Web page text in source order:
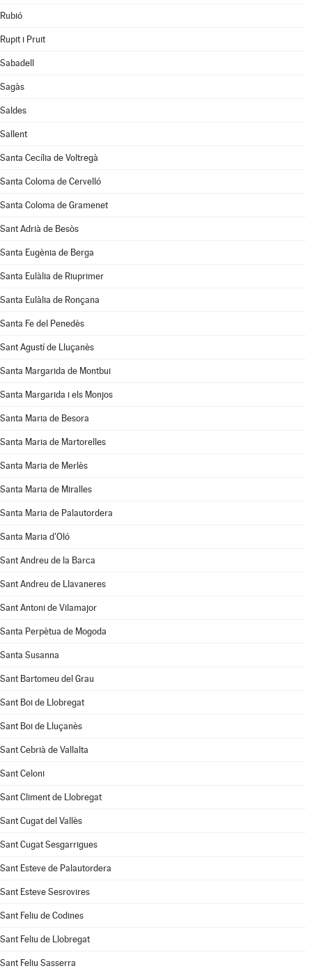
Rubió
Rupit i Pruit
Sabadell
Sagàs
Saldes
Sallent
Santa Cecília de Voltregà
Santa Coloma de Cervelló
Santa Coloma de Gramenet
Sant Adrià de Besòs
Santa Eugènia de Berga
Santa Eulàlia de Riuprimer
Santa Eulàlia de Ronçana
Santa Fe del Penedès
Sant Agustí de Lluçanès
Santa Margarida de Montbui
Santa Margarida i els Monjos
Santa Maria de Besora
Santa Maria de Martorelles
Santa Maria de Merlès
Santa Maria de Miralles
Santa Maria de Palautordera
Santa Maria d'Oló
Sant Andreu de la Barca
Sant Andreu de Llavaneres
Sant Antoni de Vilamajor
Santa Perpètua de Mogoda
Santa Susanna
Sant Bartomeu del Grau
Sant Boi de Llobregat
Sant Boi de Lluçanès
Sant Cebrià de Vallalta
Sant Celoni
Sant Climent de Llobregat
Sant Cugat del Vallès
Sant Cugat Sesgarrigues
Sant Esteve de Palautordera
Sant Esteve Sesrovires
Sant Feliu de Codines
Sant Feliu de Llobregat
Sant Feliu Sasserra